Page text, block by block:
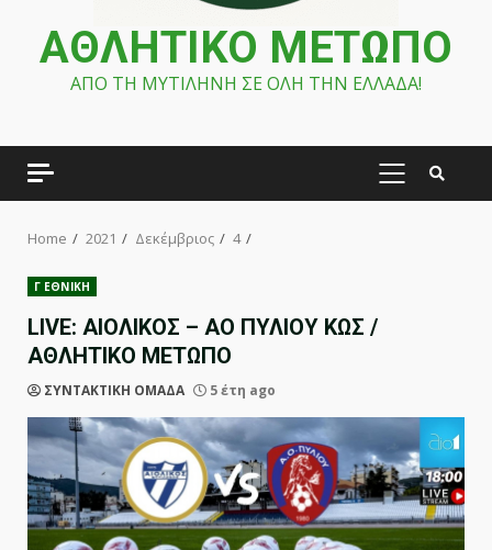
ΑΘΛΗΤΙΚΟ ΜΕΤΩΠΟ
ΑΠΟ ΤΗ ΜΥΤΙΛΗΝΗ ΣΕ ΟΛΗ ΤΗΝ ΕΛΛΑΔΑ!
PRIMARY
Home 2021 Δεκέμβριος 4
Γ ΕΘΝΙΚΗ
LIVE: ΑΙΟΛΙΚΟΣ – ΑΟ ΠΥΛΙΟΥ ΚΩΣ /
ΑΘΛΗΤΙΚΟ ΜΕΤΩΠΟ
ΣΥΝΤΑΚΤΙΚΗ ΟΜΑΔΑ 5 έτη ago